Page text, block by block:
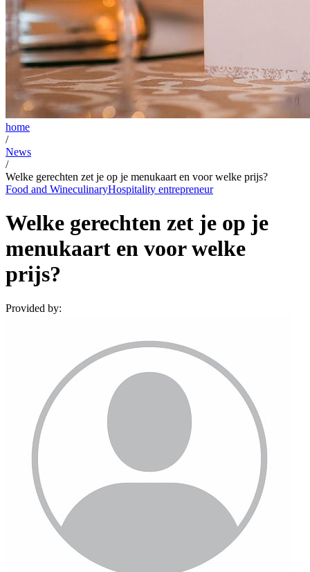
home
/
News
/
Welke gerechten zet je op je menukaart en voor welke prijs?
Food and WineculinaryHospitality entrepreneur
Welke gerechten zet je op je
menukaart en voor welke
prijs?
Provided by: